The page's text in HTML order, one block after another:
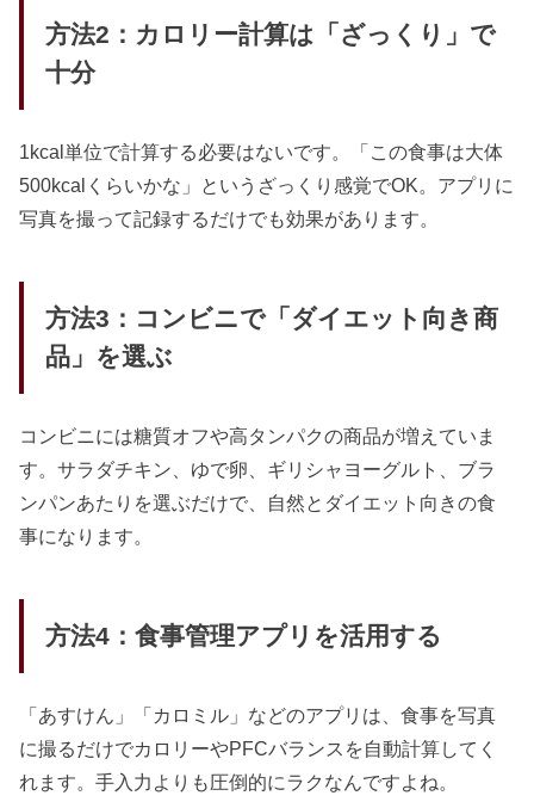
方法2：カロリー計算は「ざっくり」で
十分
1kcal単位で計算する必要はないです。「この食事は大体
500kcalくらいかな」というざっくり感覚でOK。アプリに
写真を撮って記録するだけでも効果があります。
方法3：コンビニで「ダイエット向き商
品」を選ぶ
コンビニには糖質オフや高タンパクの商品が増えていま
す。サラダチキン、ゆで卵、ギリシャヨーグルト、ブラ
ンパンあたりを選ぶだけで、自然とダイエット向きの食
事になります。
方法4：食事管理アプリを活用する
「あすけん」「カロミル」などのアプリは、食事を写真
に撮るだけでカロリーやPFCバランスを自動計算してく
れます。手入力よりも圧倒的にラクなんですよね。